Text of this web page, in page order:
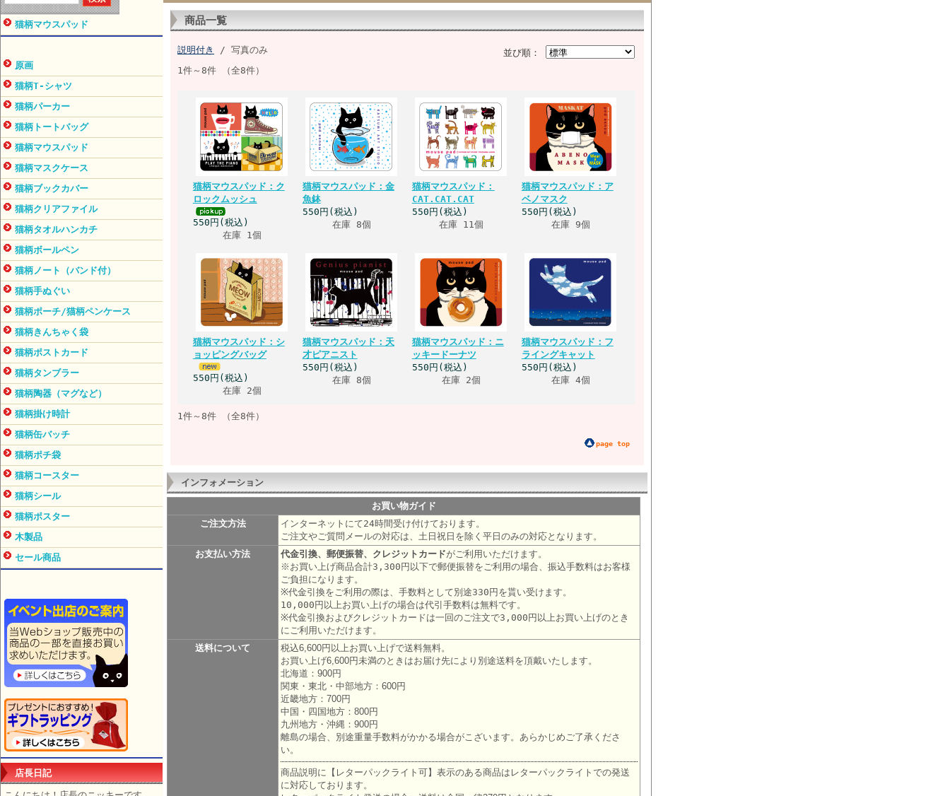
猫柄マウスパッド
原画
猫柄T-シャツ
猫柄パーカー
猫柄トートバッグ
猫柄マウスパッド
猫柄マスクケース
猫柄ブックカバー
猫柄クリアファイル
猫柄タオルハンカチ
猫柄ボールペン
猫柄ノート（バンド付）
猫柄手ぬぐい
猫柄ポーチ/猫柄ペンケース
猫柄きんちゃく袋
猫柄ポストカード
猫柄タンブラー
猫柄陶器（マグなど）
猫柄掛け時計
猫柄缶バッチ
猫柄ポチ袋
猫柄コースター
猫柄シール
猫柄ポスター
木製品
セール商品
店長日記
商品一覧
並び順：
説明付き
/ 写真のみ
1件～8件 （全8件）
猫柄マウスパッド：ク
ロックムッシュ
550円(税込)
在庫 1個
猫柄マウスパッド：金
魚鉢
550円(税込)
在庫 8個
猫柄マウスパッド：
CAT.CAT.CAT
550円(税込)
在庫 11個
猫柄マウスパッド：ア
ベノマスク
550円(税込)
在庫 9個
猫柄マウスパッド：シ
ョッピングバッグ
550円(税込)
在庫 2個
猫柄マウスパッド：天
才ピアニスト
550円(税込)
在庫 8個
猫柄マウスパッド：ニ
ッキードーナツ
550円(税込)
在庫 2個
猫柄マウスパッド：フ
ライングキャット
550円(税込)
在庫 4個
1件～8件 （全8件）
page top
インフォメーション
お買い物ガイド
ご注文方法
インターネットにて24時間受け付けております。
ご注文やご質問メールの対応は、土日祝日を除く平日のみの対応となります。
お支払い方法
代金引換、郵便振替、クレジットカードがご利用いただけます。
※お買い上げ商品合計3,300円以下で郵便振替をご利用の場合、振込手数料はお客様
ご負担になります。
※代金引換をご利用の際は、手数料として別途330円を貰い受けます。
10,000円以上お買い上げの場合は代引手数料は無料です。
※代金引換およびクレジットカードは一回のご注文で3,000円以上お買い上げのとき
にご利用いただけます。
送料について
税込6,600円以上お買い上げで送料無料。
お買い上げ6,600円未満のときはお届け先により別途送料を頂戴いたします。
北海道：900円
関東・東北・中部地方：600円
近畿地方：700円
中国・四国地方：800円
九州地方・沖縄：900円
離島の場合、別途重量手数料がかかる場合がこざいます。あらかじめご了承くださ
い。
商品説明に【レターパックライト可】表示のある商品はレターパックライトでの発送
に対応しております。